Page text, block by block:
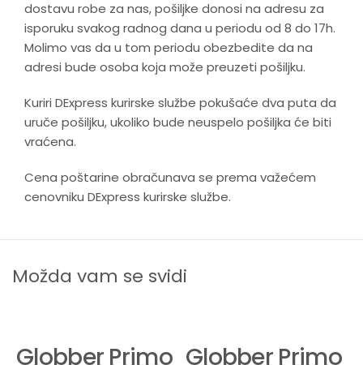
dostavu robe za nas, pošiljke donosi na adresu za
isporuku svakog radnog dana u periodu od 8 do 17h.
Molimo vas da u tom periodu obezbedite da na
adresi bude osoba koja može preuzeti pošiljku.
Kuriri DExpress kurirske službe pokušaće dva puta da
uruče pošiljku, ukoliko bude neuspelo pošiljka će biti
vraćena.
Cena poštarine obračunava se prema važećem
cenovniku DExpress kurirske službe.
Možda vam se svidi
Globber Primo Globber Primo